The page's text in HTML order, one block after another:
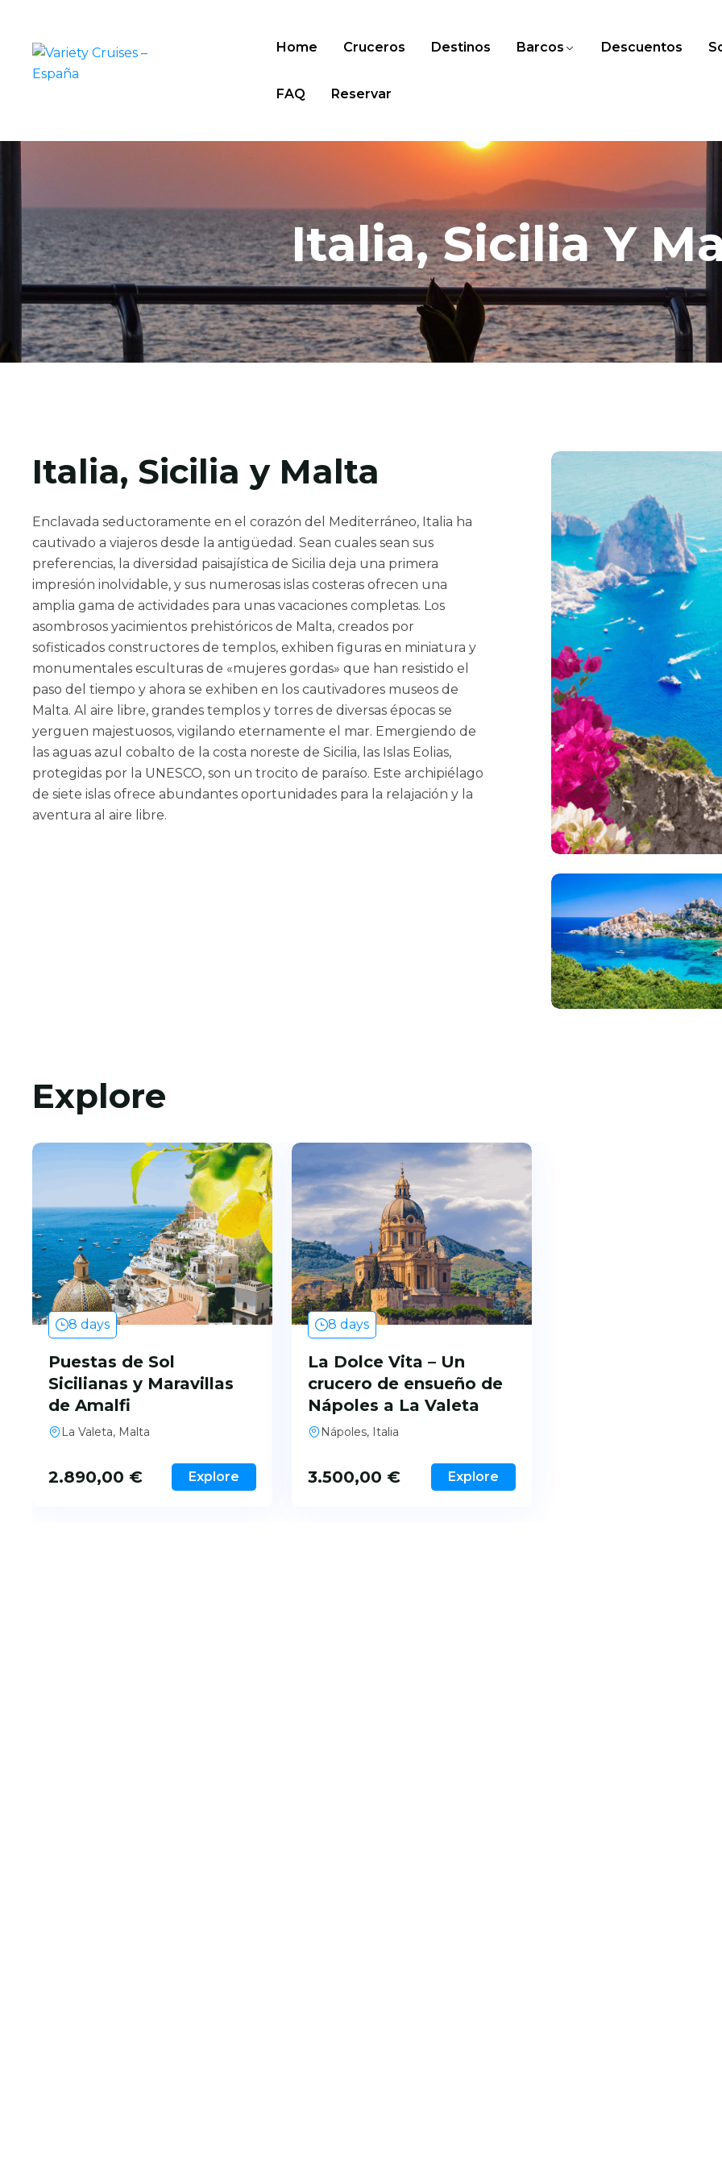
Home Cruceros Destinos Barcos Descuentos
FAQ Reservar
Italia, Sicilia Y
Italia, Sicilia y Malta
Enclavada seductoramente en el corazón del Mediterráneo, Italia ha
cautivado a viajeros desde la antigüedad. Sean cuales sean sus
preferencias, la diversidad paisajística de Sicilia deja una primera
impresión inolvidable, y sus numerosas islas costeras ofrecen una
amplia gama de actividades para unas vacaciones completas. Los
asombrosos yacimientos prehistóricos de Malta, creados por
sofisticados constructores de templos, exhiben figuras en miniatura y
monumentales esculturas de «mujeres gordas» que han resistido el
paso del tiempo y ahora se exhiben en los cautivadores museos de
Malta. Al aire libre, grandes templos y torres de diversas épocas se
yerguen majestuosos, vigilando eternamente el mar. Emergiendo de
las aguas azul cobalto de la costa noreste de Sicilia, las Islas Eolias,
protegidas por la UNESCO, son un trocito de paraíso. Este archipiélago
de siete islas ofrece abundantes oportunidades para la relajación y la
aventura al aire libre.
Explore
8 days
Puestas de Sol
Sicilianas y Maravillas
de Amalfi
La Valeta, Malta
2.890,00 € Explore
8 days
La Dolce Vita – Un
crucero de ensueño de
Nápoles a La Valeta
Nápoles, Italia
3.500,00 € Explore